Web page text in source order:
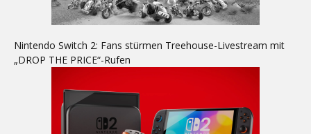
Nintendo Switch 2: Fans stürmen Treehouse-Livestream mit
„DROP THE PRICE“-Rufen